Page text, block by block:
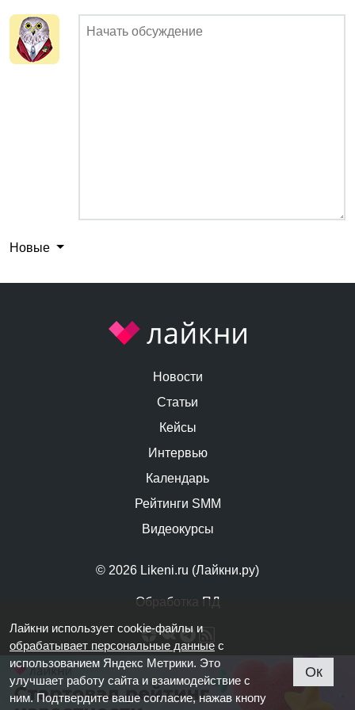
Новые
© 2026 Likeni.ru (Лайкни.ру)
Обработка ПД
Новости
Статьи
Кейсы
Интервью
Календарь
Рейтинги SMM
Видеокурсы
Лайкни использует cookie-файлы и
обрабатывает персональные данные с
использованием Яндекс Метрики. Это
улучшает работу сайта и взаимодействие с
ним. Подтвердите ваше согласие, нажав кнопу
Ок